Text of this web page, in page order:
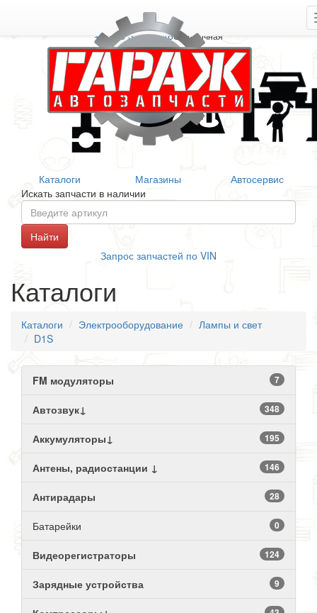
+7 906 377 46 46Справочная
Каталоги Магазины
Автосервис
Искать запчасти в наличии
Запрос запчастей по VIN
Каталоги
Каталоги Электрооборудование
Лампы и свет
D1S
FM модуляторы 7
Автозвук↓ 348
Аккумуляторы↓ 195
Антены, радиостанции ↓ 146
Антирадары 28
Батарейки 0
Видеорегистраторы 124
Зарядные устройства 9